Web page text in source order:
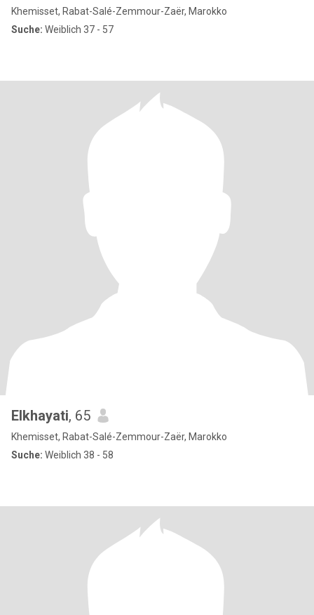
Khemisset, Rabat-Salé-Zemmour-Zaër, Marokko
Suche: Weiblich 37 - 57
Elkhayati, 65
Khemisset, Rabat-Salé-Zemmour-Zaër, Marokko
Suche: Weiblich 38 - 58